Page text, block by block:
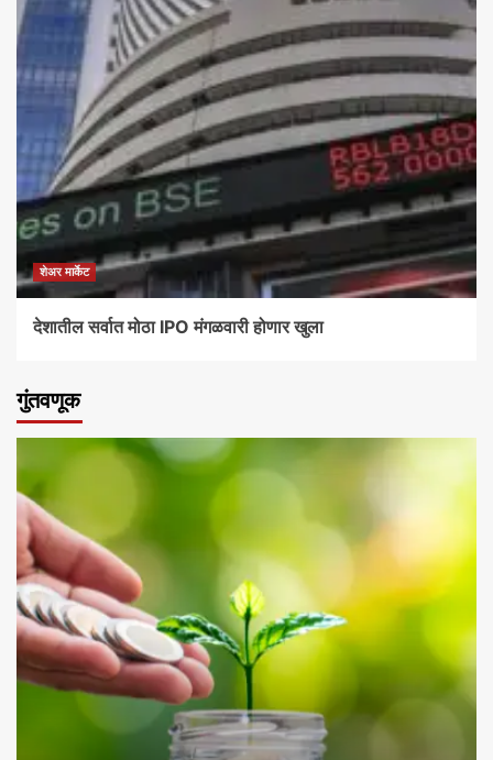
शेअर मार्केट
देशातील सर्वात मोठा IPO मंगळवारी होणार खुला
गुंतवणूक